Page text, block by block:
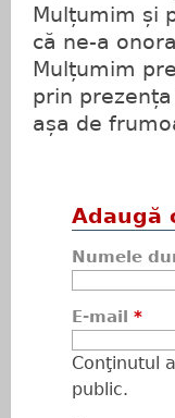
Mulțumim și
că ne-a
Mulțumim
prin
așa de
Adaugă
Numele
E-mail *
Conţinutul
public.